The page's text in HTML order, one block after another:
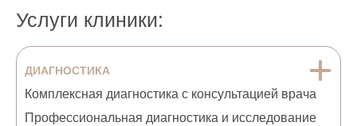
Услуги клиники:
ДИАГНОСТИКА
Комплексная диагностика с консультацией врача
Профессиональная диагностика и исследование